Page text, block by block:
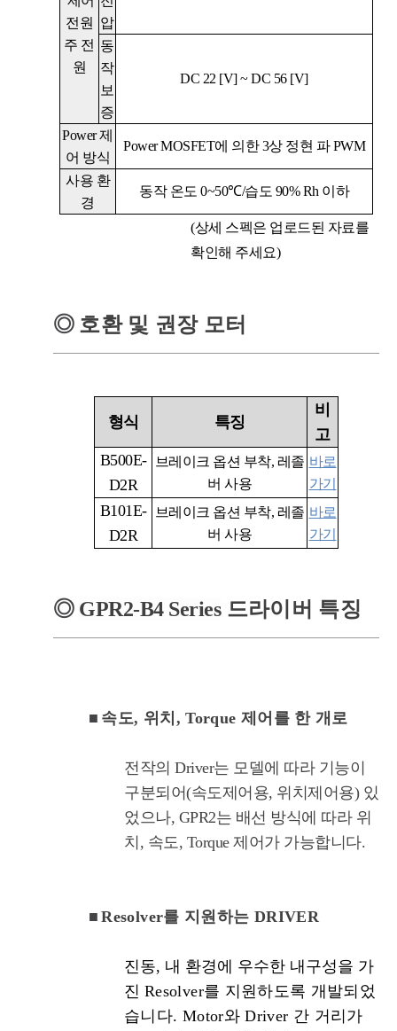
전원
주 전
원
압
동
작
보
증
DC 22 [V]~DC 56 [V]
Power제
어 방식
Power MOSFET에 의한3상 정현 파PWM
사용 환
경
동작 온도 0~50℃/습도 90% Rh 이하
(상세 스펙은 업로드된 자료를
확인해 주세요)
◎ 호환 및 권장 모터
형식 특징
비
고
B500E-
D2R
브레이크 옵션 부착, 레졸
버 사용
바로
가기
B101E-
D2R
브레이크 옵션 부착, 레졸
버 사용
바로
가기
◎ GPR2-B4 Series드라이버 특징
■ 속도, 위치, Torque 제어를 한 개로
전작의 Driver는 모델에 따라 기능이
구분되어(속도제어용, 위치제어용) 있
었으나, GPR2는 배선 방식에 따라 위
치, 속도, Torque 제어가 가능합니다.
■ Resolver를 지원하는 DRIVER
진동, 내 환경에 우수한 내구성을 가
진 Resolver를 지원하도록 개발되었
습니다. Motor와 Driver 간 거리가